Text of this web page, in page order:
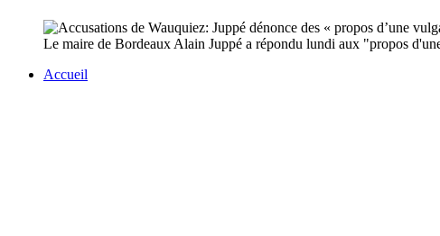
Le maire de Bordeaux Alain Juppé a répondu lundi aux "propos
Accueil